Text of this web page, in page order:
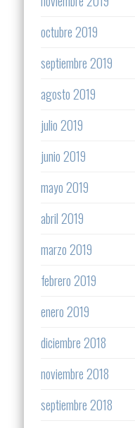
octubre 2019
septiembre 2019
agosto 2019
julio 2019
junio 2019
mayo 2019
abril 2019
marzo 2019
febrero 2019
enero 2019
diciembre 2018
noviembre 2018
septiembre 2018